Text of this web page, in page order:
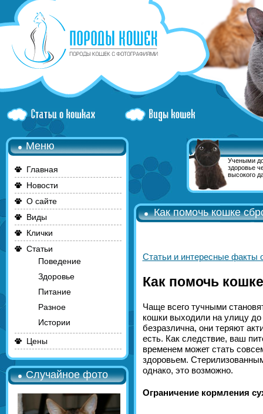
Меню
Главная
Новости
О сайте
Виды
Клички
Статьи
Поведение
Здоровье
Питание
Разное
Истории
Цены
Случайное фото
Учеными
здоровье
высокого
Как помочь кошке
Статьи и интересные факты
Как помочь
Чаще всего тучными
кошки выходили на улицу
безразлична, они теряют
есть. Как следствие, ваш
временем может стать
здоровьем.
однако, это возможно.
Ограничение кормления